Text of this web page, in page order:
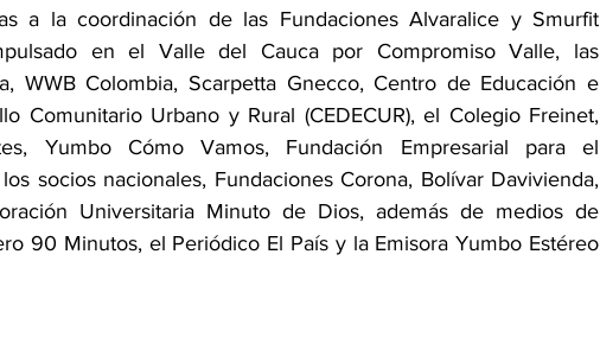
a la coordinación de las Fundaciones Alvaralice y Smurfit
en el Valle del Cauca por Compromiso Valle, las
WWB Colombia, Scarpetta Gnecco, Centro de Educación e
Comunitario Urbano y Rural (CEDECUR), el Colegio Freinet,
Yumbo Cómo Vamos, Fundación Empresarial para el
socios nacionales, Fundaciones Corona, Bolívar Davivienda,
Universitaria Minuto de Dios, además de medios de
90 Minutos, el Periódico El País y la Emisora Yumbo Estéreo